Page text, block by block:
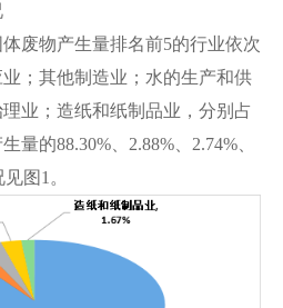
废物产生量排名前5的行业依次
；其他制造业；水的生产和供
业；造纸和纸制品业，分别占
量的88.30%、2.88%、2.74%、
图1。